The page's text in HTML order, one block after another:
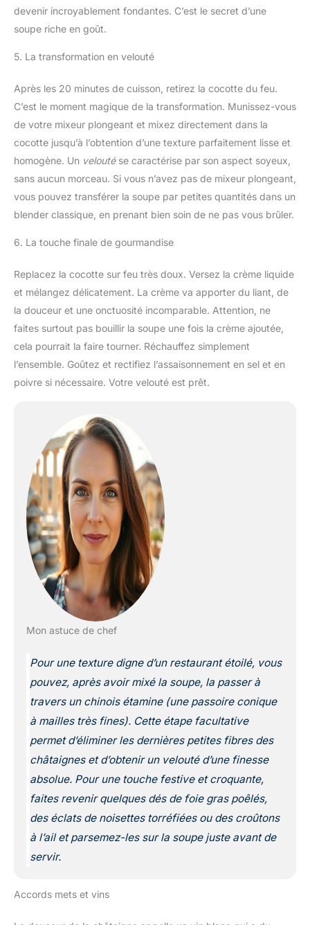
devenir incroyablement fondantes. C’est le secret d’une
soupe riche en goût.
5. La transformation en velouté
Après les 20 minutes de cuisson, retirez la cocotte du feu.
C’est le moment magique de la transformation. Munissez-vous
de votre mixeur plongeant et mixez directement dans la
cocotte jusqu’à l’obtention d’une texture parfaitement lisse et
homogène. Un veloutése caractérise par son aspect soyeux,
sans aucun morceau. Si vous n’avez pas de mixeur plongeant,
vous pouvez transférer la soupe par petites quantités dans un
blender classique, en prenant bien soin de ne pas vous brûler.
6. La touche finale de gourmandise
Replacez la cocotte sur feu très doux. Versez la crème liquide
et mélangez délicatement. La crème va apporter du liant, de
la douceur et une onctuosité incomparable. Attention, ne
faites surtout pas bouillir la soupe une fois la crème ajoutée,
cela pourrait la faire tourner. Réchauffez simplement
l’ensemble. Goûtez et rectifiez l’assaisonnement en sel et en
poivre si nécessaire. Votre velouté est prêt.
Mon astuce de chef
Pour une texture digne d’un restaurant étoilé, vous
pouvez, après avoir mixé la soupe, la passer à
travers un chinois étamine (une passoire conique
à mailles très fines). Cette étape facultative
permet d’éliminer les dernières petites fibres des
châtaignes et d’obtenir un velouté d’une finesse
absolue. Pour une touche festive et croquante,
faites revenir quelques dés de foie gras poêlés,
des éclats de noisettes torréfiées ou des croûtons
à l’ail et parsemez-les sur la soupe juste avant de
servir.
Accords mets et vins